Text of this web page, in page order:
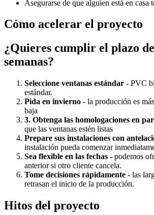
Asegurarse de que alguien está en casa
Cómo acelerar el proyecto
¿Quieres cumplir el plazo
semanas?
Seleccione ventanas estándar - PVC
estándar.
Pida en invierno - la producción es
baja
3. Obtenga las homologaciones en
que las ventanas estén listas
Prepare sus instalaciones con
instalación pueda comenzar
Sea flexible en las fechas - podemos
anterior si otro cliente cancela.
Tome decisiones rápidamente - las
retrasan el inicio de la producción.
Hitos del proyecto